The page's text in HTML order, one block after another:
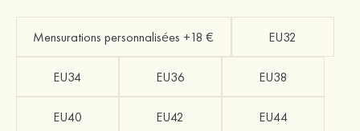
Mensurations personnalisées +18 € EU32
EU34 EU36 EU38
EU40 EU42 EU44